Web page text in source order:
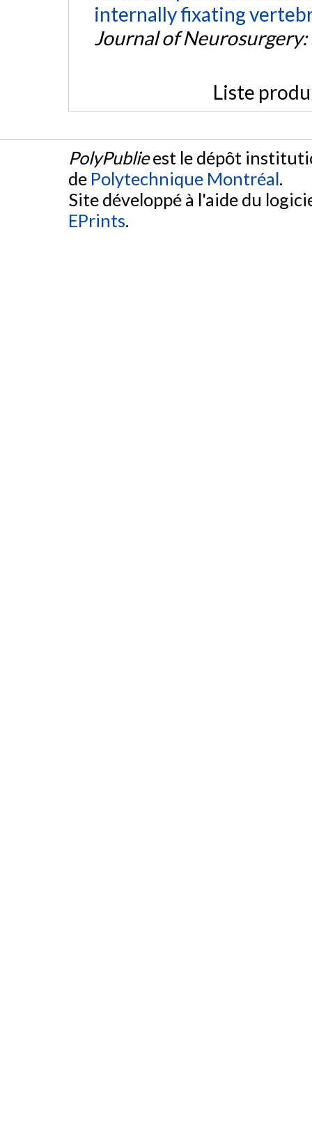
internally fixating
Journal of Neurosurgery:
Liste
PolyPublieest le dépôt
de Polytechnique Montréal.
Site développé à l'aide du
EPrints.